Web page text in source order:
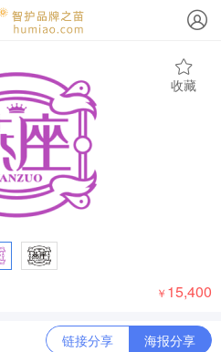
收藏
￥ 15,400
链接分享 海报分享